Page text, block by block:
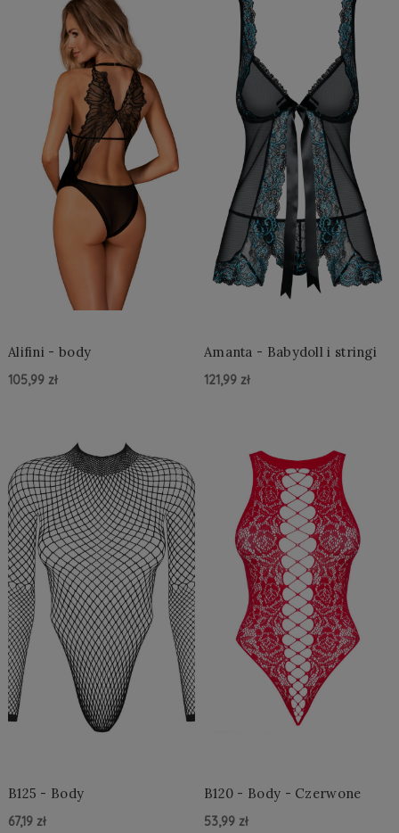
Alifini - body
105,99 zł
Amanta - Babydoll i stringi
121,99 zł
B125 - Body
67,19 zł
B120 - Body - Czerwone
53,99 zł